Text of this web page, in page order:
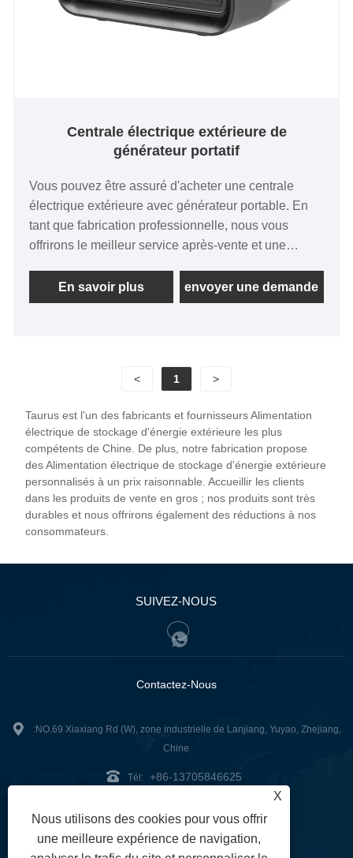
Centrale électrique extérieure de
générateur portatif
Vous pouvez être assuré d'acheter une centrale
électrique extérieure avec générateur portable. En
tant que fabrication professionnelle, nous vous
offrirons le meilleur service après-vente et une
En savoir plus
envoyer une demande
< 1 >
Taurus est l'un des fabricants et fournisseurs Alimentation
électrique de stockage d'énergie extérieure les plus
compétents de Chine. De plus, notre fabrication propose
des Alimentation électrique de stockage d'énergie extérieure
personnalisés à un prix raisonnable. Accueillir les clients
dans les produits de vente en gros ; nos produits sont très
durables et nous offrirons également des réductions à nos
consommateurs.
SUIVEZ-NOUS
Contactez-Nous
:NO.69 Xiaxiang Rd (W), zone industrielle de Lanjiang, Yuyao, Zhejiang,
Chine
Tél: +86-13705846625
Fax: +86-574-22650288
X
Nous utilisons des cookies pour vous offrir
une meilleure expérience de navigation,